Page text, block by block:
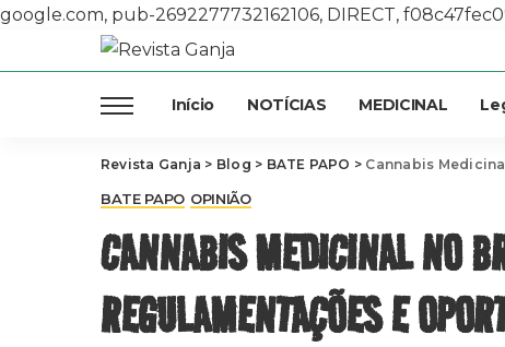
google.com, pub-2692277732162106, DIRECT,
Início NOTÍCIAS MEDICINAL
Revista Ganja > Blog > BATE PAPO > Cannabis
BATE PAPO OPINIÃO
CANNABIS MEDICINAL NO
REGULAMENTAÇÕES E